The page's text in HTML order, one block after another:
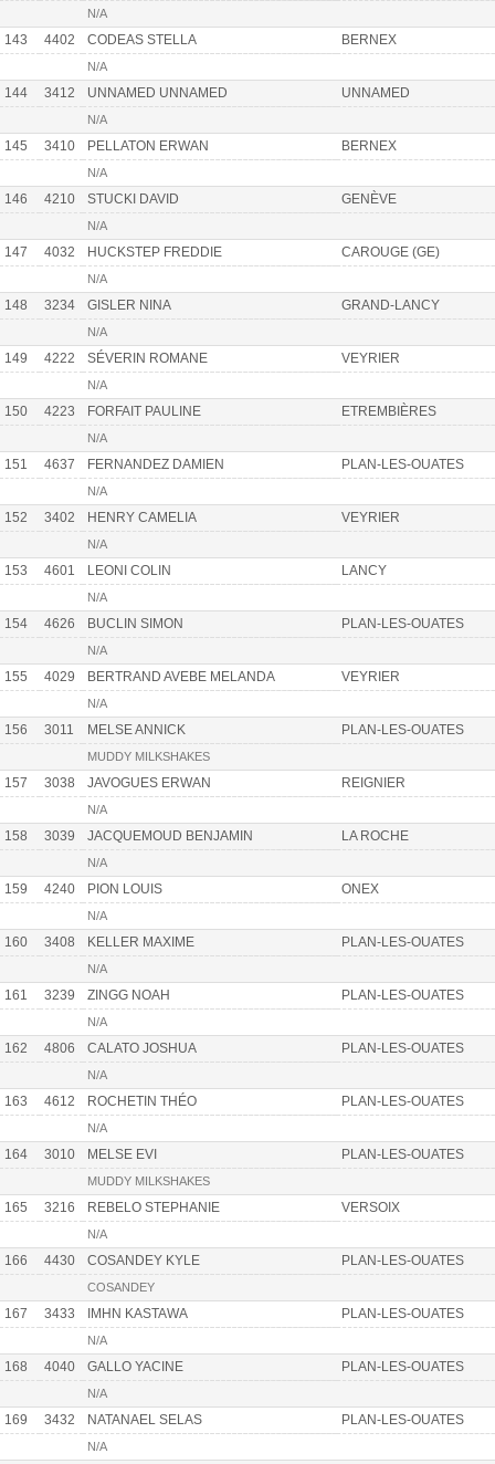
N/A
143 4402 CODEAS STELLA BERNEX
N/A
144 3412 UNNAMED UNNAMED UNNAMED
N/A
145 3410 PELLATON ERWAN BERNEX
N/A
146 4210 STUCKI DAVID GENÈVE
N/A
147 4032 HUCKSTEP FREDDIE CAROUGE (GE)
N/A
148 3234 GISLER NINA GRAND-LANCY
N/A
149 4222 SÉVERIN ROMANE VEYRIER
N/A
150 4223 FORFAIT PAULINE ETREMBIÈRES
N/A
151 4637 FERNANDEZ DAMIEN PLAN-LES-OUATES
N/A
152 3402 HENRY CAMELIA VEYRIER
N/A
153 4601 LEONI COLIN LANCY
N/A
154 4626 BUCLIN SIMON PLAN-LES-OUATES
N/A
155 4029 BERTRAND AVEBE MELANDA VEYRIER
N/A
156 3011 MELSE ANNICK PLAN-LES-OUATES
MUDDY MILKSHAKES
157 3038 JAVOGUES ERWAN REIGNIER
N/A
158 3039 JACQUEMOUD BENJAMIN LA ROCHE
N/A
159 4240 PION LOUIS ONEX
N/A
160 3408 KELLER MAXIME PLAN-LES-OUATES
N/A
161 3239 ZINGG NOAH PLAN-LES-OUATES
N/A
162 4806 CALATO JOSHUA PLAN-LES-OUATES
N/A
163 4612 ROCHETIN THÉO PLAN-LES-OUATES
N/A
164 3010 MELSE EVI PLAN-LES-OUATES
MUDDY MILKSHAKES
165 3216 REBELO STEPHANIE VERSOIX
N/A
166 4430 COSANDEY KYLE PLAN-LES-OUATES
COSANDEY
167 3433 IMHN KASTAWA PLAN-LES-OUATES
N/A
168 4040 GALLO YACINE PLAN-LES-OUATES
N/A
169 3432 NATANAEL SELAS PLAN-LES-OUATES
N/A